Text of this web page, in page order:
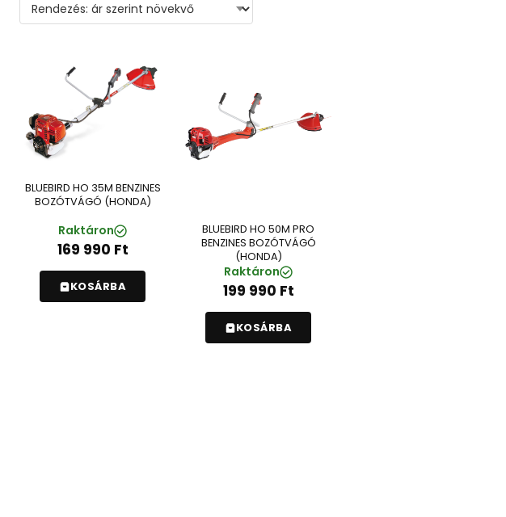
BLUEBIRD HO 35M BENZINES
BOZÓTVÁGÓ (HONDA)
Raktáron
169 990 Ft
KOSÁRBA
BLUEBIRD HO 50M PRO
BENZINES BOZÓTVÁGÓ
(HONDA)
Raktáron
199 990 Ft
KOSÁRBA